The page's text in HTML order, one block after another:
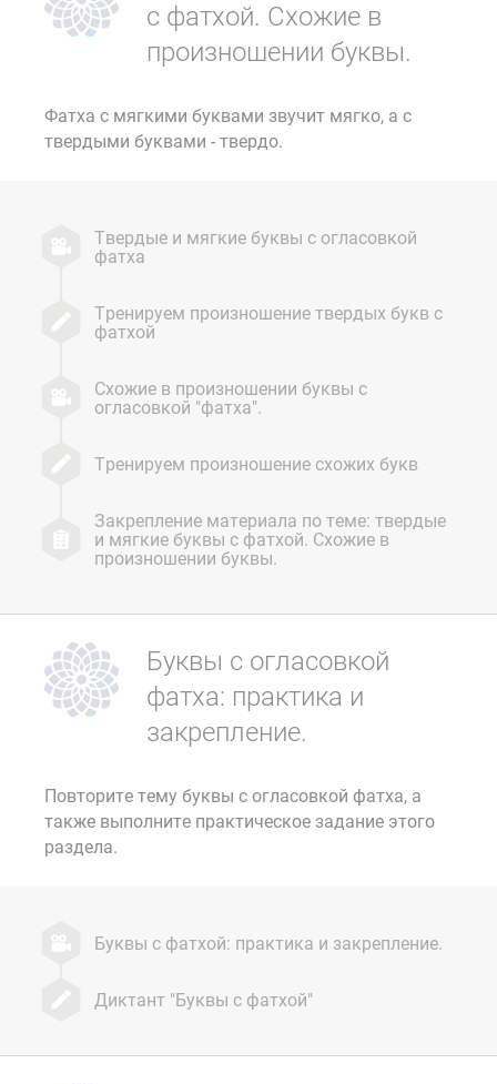
с фатхой. Схожие в
произношении буквы.
Фатха с мягкими буквами звучит мягко, а с
твердыми буквами - твердо.
Твердые и мягкие буквы с огласовкой
фатха
Тренируем произношение твердых букв с
фатхой
Схожие в произношении буквы с
огласовкой "фатха".
Тренируем произношение схожих букв
Закрепление материала по теме: твердые
и мягкие буквы с фатхой. Схожие в
произношении буквы.
Буквы с огласовкой
фатха: практика и
закрепление.
Повторите тему буквы с огласовкой фатха, а
также выполните практическое задание этого
раздела.
Буквы с фатхой: практика и закрепление.
Диктант "Буквы с фатхой"